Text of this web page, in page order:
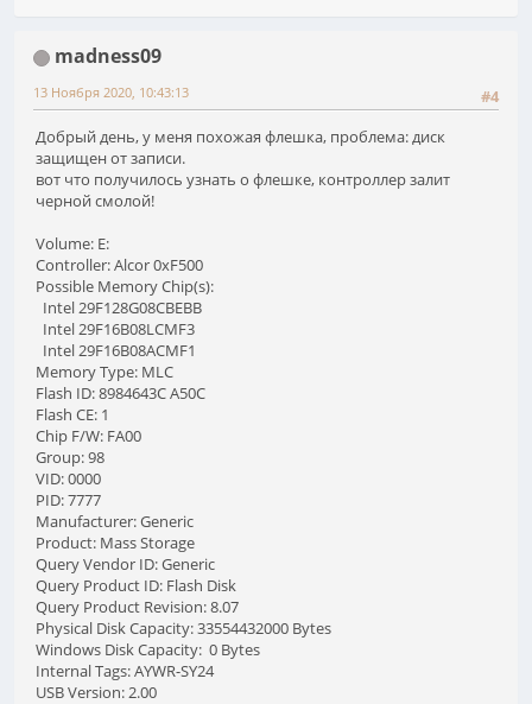
madness09
#4
13 Ноября 2020, 10:43:13
Добрый день, у меня похожая флешка, проблема: диск
защищен от записи.
вот что получилось узнать о флешке, контроллер залит
черной смолой!
Volume: E:
Controller: Alcor 0xF500
Possible Memory Chip(s):
Intel 29F128G08CBEBB
Intel 29F16B08LCMF3
Intel 29F16B08ACMF1
Memory Type: MLC
Flash ID: 8984643C A50C
Flash CE: 1
Chip F/W: FA00
Group: 98
VID: 0000
PID: 7777
Manufacturer: Generic
Product: Mass Storage
Query Vendor ID: Generic
Query Product ID: Flash Disk
Query Product Revision: 8.07
Physical Disk Capacity: 33554432000 Bytes
Windows Disk Capacity: 0 Bytes
Internal Tags: AYWR-SY24
USB Version: 2.00